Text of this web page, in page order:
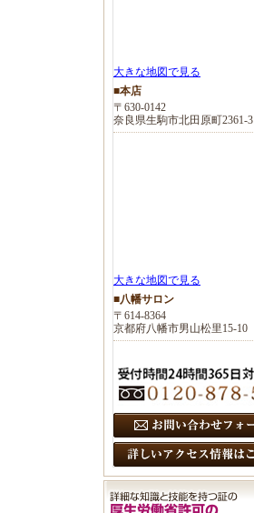
大きな地図で見る
■本店
〒630-0142
奈良県生駒市北田原町2361-3
大きな地図で見る
■八幡サロン
〒614-8364
京都府八幡市男山松里15-10